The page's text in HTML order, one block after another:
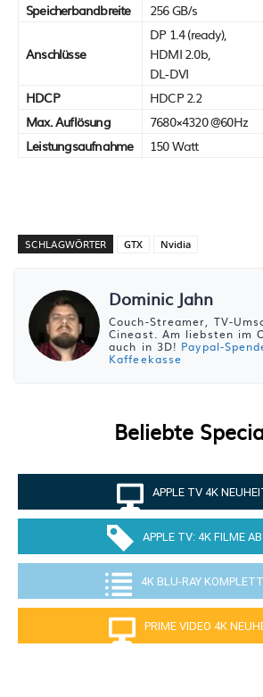
Speicherbandbreite
256 GB/s
Anschlüsse
DP 1.4 (ready),
HDMI 2.0b,
DL-DVI
HDCP
HDCP 2.2
Max. Auflösung
7680×4320 @60Hz
Leistungsaufnahme
150 Watt
SCHLAGWÖRTER GTX Nvidia
Dominic Jahn
Couch-Streamer, TV-
Cineast. Am liebsten im
auch in 3D! Paypal-
Kaffeekasse
Beliebte
APPLE TV 4K
APPLE TV: 4K FILME
4K BLU-RAY
PRIME VIDEO 4K